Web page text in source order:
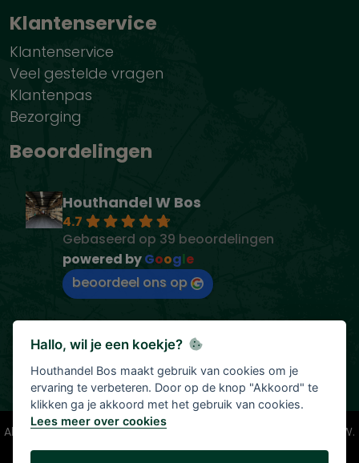
Klantenservice
Klantenservice
Veel gestelde vragen
Klantenpas
Bezorging
Beoordelingen
Houthandel W Bos
4.7
Gebaseerd op 39 beoordelingen
powered byGoogle
beoordeel ons op
Alle vermelde prijzen zijn onder voorbehoud en incl. 21% BTW.
Tenzij anders vermeld.
Hallo, wil je een koekje?
Houthandel Bos maakt gebruik van cookies om je
ervaring te verbeteren. Door op de knop "Akkoord" te
klikken ga je akkoord met het gebruik van cookies.
Lees meer over cookies